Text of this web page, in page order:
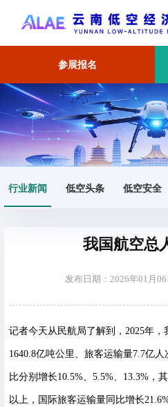
参展报名
行业新闻 低空头条 低空安全
首页 行业新闻 正文
我国航空总
发布日期：2026年01月06
记者今天从民航局了解到，2025年
1640.8亿吨公里、旅客运输量7.7亿
比分别增长10.5%、5.5%、13.3%，
以上，国际旅客运输量同比增长